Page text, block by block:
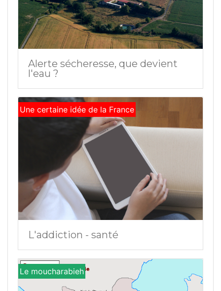
Alerte sécheresse, que devient
l'eau ?
Une certaine idée de la France
L'addiction - santé
Le moucharabieh